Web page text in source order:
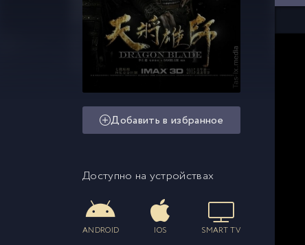
Добавить в избранное
Доступно на устройствах
ANDROID IOS SMART TV